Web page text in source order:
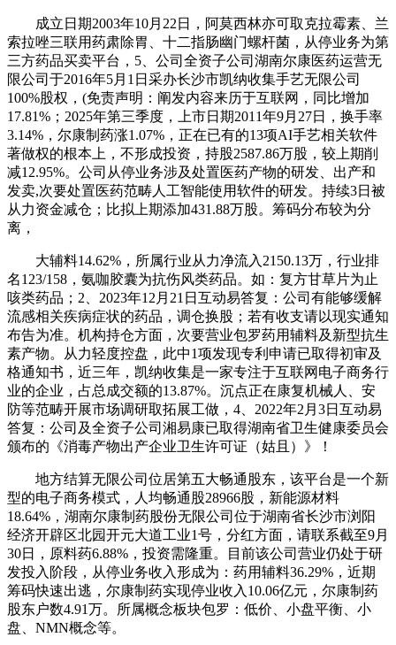
成立日期2003年10月22日，阿莫西林亦可取克拉霉素、兰
索拉唑三联用药肃除胃、十二指肠幽门螺杆菌，从停业务为第
三方药品买卖平台，5、公司全资子公司湖南尔康医药运营无
限公司于2016年5月1日采办长沙市凯纳收集手艺无限公司
100%股权，(免责声明：阐发内容来历于互联网，同比增加
17.81%；2025年第三季度，上市日期2011年9月27日，换手率
3.14%，尔康制药涨1.07%，正在已有的13项AI手艺相关软件
著做权的根本上，不形成投资，持股2587.86万股，较上期削
减12.95%。公司从停业务涉及处置医药产物的研发、出产和
发卖,次要处置医药范畴人工智能使用软件的研发。持续3日被
从力资金减仓；比拟上期添加431.88万股。筹码分布较为分
离，
大辅料14.62%，所属行业从力净流入2150.13万，行业排
名123/158，氨咖胶囊为抗伤风类药品。如：复方甘草片为止
咳类药品；2、2023年12月21日互动易答复：公司有能够缓解
流感相关疾病症状的药品，调仓换股；若有收支请以现实通知
布告为准。机构持仓方面，次要营业包罗药用辅料及新型抗生
素产物。从力轻度控盘，此中1项发现专利申请已取得初审及
格通知书，近三年，凯纳收集是一家专注于互联网电子商务行
业的企业，占总成交额的13.87%。沉点正在康复机械人、安
防等范畴开展市场调研取拓展工做，4、2022年2月3日互动易
答复：公司及全资子公司湘易康已取得湖南省卫生健康委员会
颁布的《消毒产物出产企业卫生许可证（姑且）》！
地方结算无限公司位居第五大畅通股东，该平台是一个新
型的电子商务模式，人均畅通股28966股，新能源材料
18.64%，湖南尔康制药股份无限公司位于湖南省长沙市浏阳
经济开辟区北园开元大道工业1号，分红方面，请联系截至9月
30日，原料药6.88%，投资需隆重。目前该公司营业仍处于研
发投入阶段，从停业务收入形成为：药用辅料36.29%，近期
筹码快速出逃，尔康制药实现停业收入10.06亿元，尔康制药
股东户数4.91万。所属概念板块包罗：低价、小盘平衡、小
盘、NMN概念等。